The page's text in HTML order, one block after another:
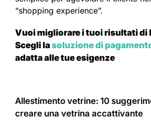
“shopping experience”.
Vuoi migliorare i tuoi risultati di
Scegli lasoluzione di
adatta alle tue esigenze
Allestimento vetrine: 10
creare una vetrina accattivante